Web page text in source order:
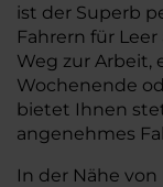
ist der Superb
Fahrern für
Weg zur Arbeit,
Wochenende
bietet Ihnen
angenehmes
In der Nähe